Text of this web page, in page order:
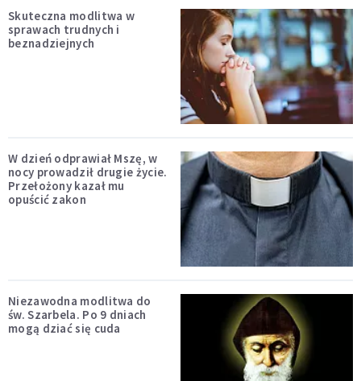
Skuteczna modlitwa w
sprawach trudnych i
beznadziejnych
W dzień odprawiał Mszę, w
nocy prowadził drugie życie.
Przełożony kazał mu
opuścić zakon
Niezawodna modlitwa do
św. Szarbela. Po 9 dniach
mogą dziać się cuda